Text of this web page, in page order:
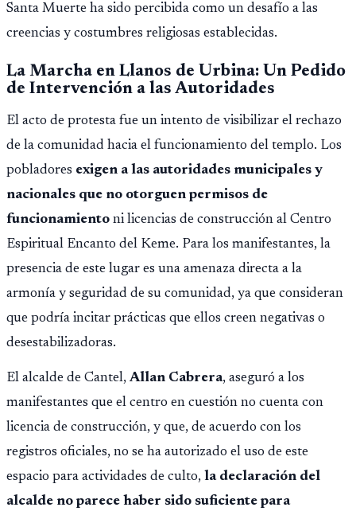
Santa Muerte ha sido percibida como un desafío a las
creencias y costumbres religiosas establecidas.
La Marcha en Llanos de Urbina: Un Pedido
de Intervención a las Autoridades
El acto de protesta fue un intento de visibilizar el rechazo
de la comunidad hacia el funcionamiento del templo. Los
pobladores exigen a las autoridades municipales y
nacionales que no otorguen permisos de
funcionamiento ni licencias de construcción al Centro
Espiritual Encanto del Keme. Para los manifestantes, la
presencia de este lugar es una amenaza directa a la
armonía y seguridad de su comunidad, ya que consideran
que podría incitar prácticas que ellos creen negativas o
desestabilizadoras.
El alcalde de Cantel,Allan Cabrera, aseguró a los
manifestantes que el centro en cuestión no cuenta con
licencia de construcción, y que, de acuerdo con los
registros oficiales, no se ha autorizado el uso de este
espacio para actividades de culto, la declaración del
alcalde no parece haber sido suficiente para